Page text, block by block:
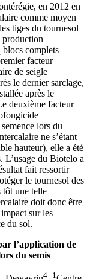
en 2012 en
comme moyen
tiges du tournesol
production
complets
facteur
de seigle
le dernier sarclage,
après le
deuxième facteur
lors du
ne s’étant
hauteur), elle a été
L’usage du Biotelo a
fait ressortir
le tournesol des
tôt une telle
doit donc être
sur les
du sol.
l’application de
du semis
4 1